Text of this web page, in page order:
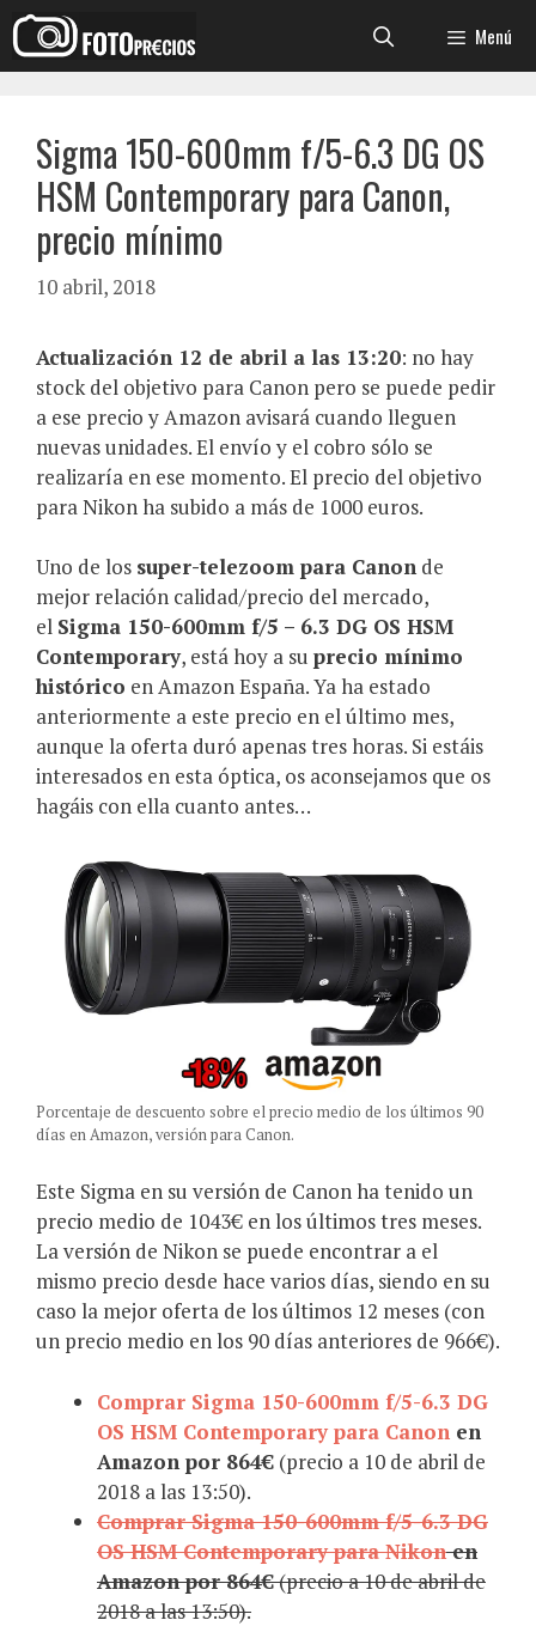
Saltar
al
contenido
Menú
Sigma 150-600mm f/5-6.3 DG OS
HSM Contemporary para Canon,
precio mínimo
10 abril, 2018
Actualización 12 de abril a las 13:20: no hay
stock del objetivo para Canon pero se puede pedir
a ese precio y Amazon avisará cuando lleguen
nuevas unidades. El envío y el cobro sólo se
realizaría en ese momento. El precio del objetivo
para Nikon ha subido a más de 1000 euros.
Uno de los super-telezoom para Canon de
mejor relación calidad/precio del mercado,
el Sigma 150-600mm f/5 – 6.3 DG OS HSM
Contemporary, está hoy a su precio mínimo
histórico en Amazon España. Ya ha estado
anteriormente a este precio en el último mes,
aunque la oferta duró apenas tres horas. Si estáis
interesados en esta óptica, os aconsejamos que os
hagáis con ella cuanto antes…
Porcentaje de descuento sobre el precio medio de los últimos 90
días en Amazon, versión para Canon.
Este Sigma en su versión de Canon ha tenido un
precio medio de 1043€ en los últimos tres meses.
La versión de Nikon se puede encontrar a el
mismo precio desde hace varios días, siendo en su
caso la mejor oferta de los últimos 12 meses (con
un precio medio en los 90 días anteriores de 966€).
Comprar Sigma 150-600mm f/5-6.3 DG
OS HSM Contemporary para Canon en
Amazon por 864€ (precio a 10 de abril de
2018 a las 13:50).
Comprar Sigma 150-600mm f/5-6.3 DG
OS HSM Contemporary para Nikonen
Amazon por 864€(precio a 10 de abril de
2018 a las 13:50).